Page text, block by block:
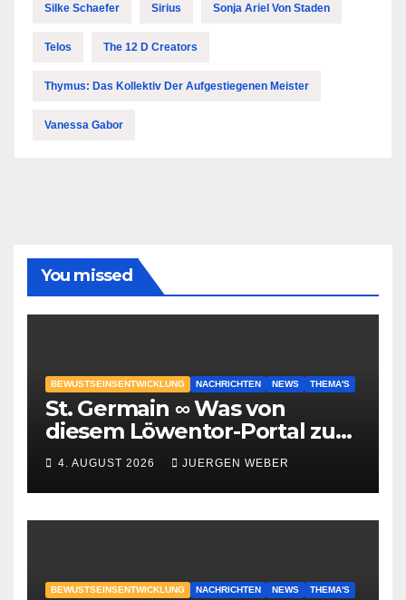
Silke Schaefer Sirius Sonja Ariel Von Staden
Telos The 12 D Creators
Thymus: Das Kollektiv Der Aufgestiegenen Meister
Vanessa Gabor
You missed
BEWUSTSEINSENTWICKLUNG NACHRICHTEN NEWS THEMA'S
St. Germain ∞ Was von
diesem Löwentor-Portal zu
erwarten ist
4. AUGUST 2026 JUERGEN WEBER
BEWUSTSEINSENTWICKLUNG NACHRICHTEN NEWS THEMA'S